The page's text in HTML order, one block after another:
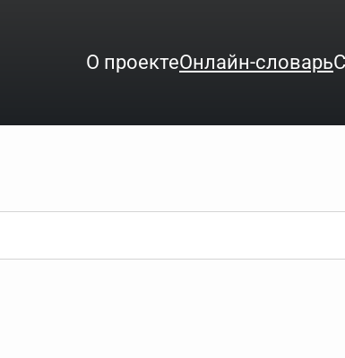
О проектеОнлайн-словарь
интересует. Система автоматически подберёт
неизвестную букву можно заменить
несколько слов в запросе. Например, если